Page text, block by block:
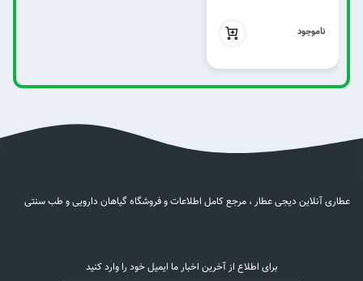
ناموجود
برای اطلاع از آخرین اخبار ما ایمیل خود را وارد کنید
عطاری آنلاین دیجی عطار ، مرجع کامل اطلاعات و فروشگاه گیاهان دارویی و طب سنتی